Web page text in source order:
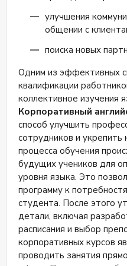
участия в дискуссиях,
структурированные
курсов целям и
реалистичные цели,
изучения английского
английского языка. За
обращайтесь на сайт
улучшения
общении с
поиска новых
Одним из эффективных
квалификации
коллективное изучения
Корпоративный
способ улучшить
сотрудников и
процесса обучения
будущих учеников для
уровня языка. Это
программу к
студента. После этого
детали, включая
расписания и выбор
корпоративных курсов
проводить занятия